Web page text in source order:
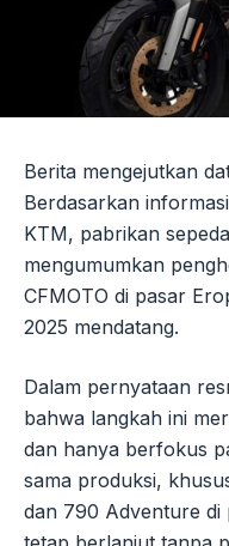
Berita mengejutkan
Berdasarkan
KTM, pabrikan
mengumumkan
CFMOTO di pasar
2025 mendatang.
Dalam pernyataan
bahwa langkah ini
dan hanya berfokus
sama produksi,
dan 790 Adventure di